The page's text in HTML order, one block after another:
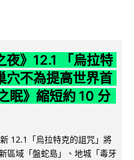
夜》12.1 「烏拉特
穴不為提高世界首
眠》縮短約 10 分
12.1「烏拉特克的詛咒」將
區域「盤蛇島」、地城「毒牙